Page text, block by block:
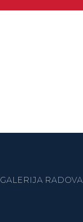
GALERIJA RADOVA